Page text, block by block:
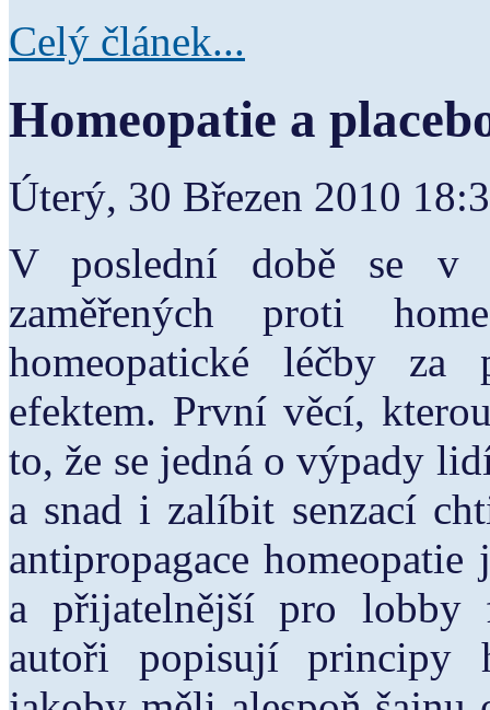
Celý článek...
Homeopatie a
Úterý, 30 Březen 2010
V poslední době se v
zaměřených proti
homeopatické léčby za
efektem. První věcí,
to, že se jedná o výpady
a snad i zalíbit senzací
antipropagace homeopatie
a přijatelnější pro lobby
autoři popisují principy